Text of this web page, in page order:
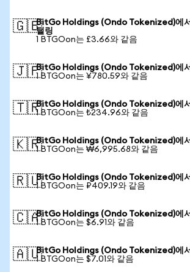
🇬🇧BitGo Holdings (Ondo Tokenized)에
털링
1 BTGOon는 £3.66와 같음
🇯🇵BitGo Holdings (Ondo Tokenized)에
1 BTGOon는 ¥780.59와 같음
🇹🇷BitGo Holdings (Ondo Tokenized)에
1 BTGOon는 ₺234.96와 같음
🇰🇷BitGo Holdings (Ondo Tokenized)에
1 BTGOon는 ₩6,995.68와 같음
🇷🇺BitGo Holdings (Ondo Tokenized)에
1 BTGOon는 ₽409.19와 같음
🇨🇦BitGo Holdings (Ondo Tokenized)에서
1 BTGOon는 $6.91와 같음
🇦🇺BitGo Holdings (Ondo Tokenized)에
1 BTGOon는 $7.01와 같음